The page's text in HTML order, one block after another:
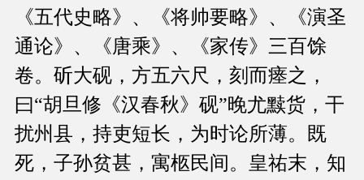
《五代史略》、《将帅要略》、《演圣
通论》、《唐乘》、《家传》三百馀
卷。斫大砚，方五六尺，刻而瘗之，
曰“胡旦修《汉春秋》砚”晚尤黩货，干
扰州县，持吏短长，为时论所薄。既
死，子孙贫甚，寓柩民间。皇祐末，知